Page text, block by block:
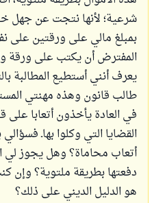
شرعية؛ لأنها نتجت عن جهل
بمبلغ مالي على ورقتين على
المفترض أن يكتب على ورقة
يعرف أنني أستطيع المطالبة
طالب قانون وهذه مهنتي
في العادة يأخذون أتعابا على
القضايا التي وكلوا بهاـ
أتعاب محاماة؟ وهل يجوز لي
دفعتها بطريقة ملتوية؟ وإن
هو الدليل الديني على ذلك؟